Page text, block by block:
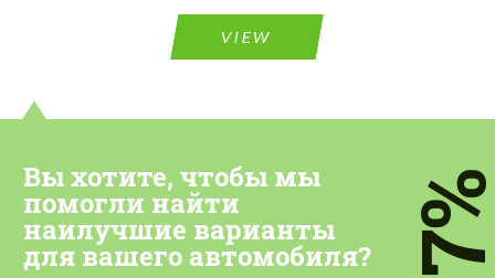
VIEW
Вы хотите, чтобы мы
помогли найти
наилучшие варианты
для вашего автомобиля?